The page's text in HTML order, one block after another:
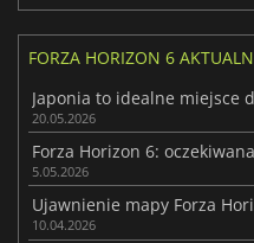
FORZA HORIZON 6
20.05.2026
5.05.2026
10.04.2026